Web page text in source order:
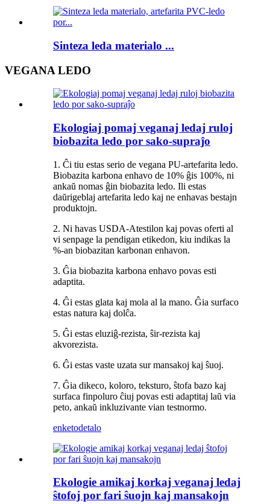
Sinteza leda materialo ...
VEGANA LEDO
Ekologiaj pomaj veganaj ledaj ruloj
biobazita ledo por sako-supraĵo
1. Ĉi tiu estas serio de vegana PU-artefarita ledo.
Biobazita karbona enhavo de 10% ĝis 100%, ni
ankaŭ nomas ĝin biobazita ledo. Ili estas
daŭrigeblaj artefarita ledo kaj ne enhavas bestajn
produktojn.
2. Ni havas USDA-Atestilon kaj povas oferti al
vi senpage la pendigan etikedon, kiu indikas la
%-an biobazitan karbonan enhavon.
3. Ĝia biobazita karbona enhavo povas esti
adaptita.
4. Ĝi estas glata kaj mola al la mano. Ĝia surfaco
estas natura kaj dolĉa.
5. Ĝi estas eluziĝ-rezista, ŝir-rezista kaj
akvorezista.
6. Ĝi estas vaste uzata sur mansakoj kaj ŝuoj.
7. Ĝia dikeco, koloro, teksturo, ŝtofa bazo kaj
surfaca finpoluro ĉiuj povas esti adaptitaj laŭ via
peto, ankaŭ inkluzivante vian testnormo.
enketodetalo
Ekologie amikaj korkaj veganaj ledaj
ŝtofoj por fari ŝuojn kaj mansakojn